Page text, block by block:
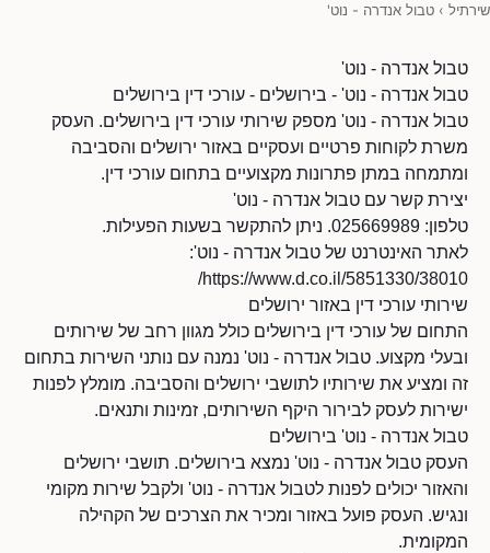
שירתיל › טבול אנדרה - נוט'
טבול אנדרה - נוט'
טבול אנדרה - נוט' - בירושלים - עורכי דין בירושלים
טבול אנדרה - נוט' מספק שירותי עורכי דין בירושלים. העסק
משרת לקוחות פרטיים ועסקיים באזור ירושלים והסביבה
ומתמחה במתן פתרונות מקצועיים בתחום עורכי דין.
יצירת קשר עם טבול אנדרה - נוט'
טלפון: 025669989. ניתן להתקשר בשעות הפעילות.
לאתר האינטרנט של טבול אנדרה - נוט':
https://www.d.co.il/5851330/38010/
שירותי עורכי דין באזור ירושלים
התחום של עורכי דין בירושלים כולל מגוון רחב של שירותים
ובעלי מקצוע. טבול אנדרה - נוט' נמנה עם נותני השירות בתחום
זה ומציע את שירותיו לתושבי ירושלים והסביבה. מומלץ לפנות
ישירות לעסק לבירור היקף השירותים, זמינות ותנאים.
טבול אנדרה - נוט' בירושלים
העסק טבול אנדרה - נוט' נמצא בירושלים. תושבי ירושלים
והאזור יכולים לפנות לטבול אנדרה - נוט' ולקבל שירות מקומי
ונגיש. העסק פועל באזור ומכיר את הצרכים של הקהילה
המקומית.